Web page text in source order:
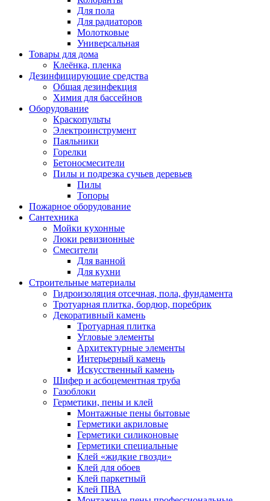
Для пола
Для радиаторов
Молотковые
Универсальная
Товары для дома
Клеёнка, пленка
Дезинфицирующие средства
Общая дезинфекция
Химия для бассейнов
Оборудование
Краскопульты
Электроинструмент
Паяльники
Горелки
Бетоносмесители
Пилы и подрезка сучьев деревьев
Пилы
Топоры
Пожарное оборудование
Сантехника
Мойки кухонные
Люки ревизионные
Смесители
Для ванной
Для кухни
Строительные материалы
Гидроизоляция отсечная, пола, фундамента
Тротуарная плитка, бордюр, поребрик
Декоративный камень
Тротуарная плитка
Угловые элементы
Архитектурные элементы
Интерьерный камень
Искусственный камень
Шифер и асбоцементная труба
Газоблоки
Герметики, пены и клей
Монтажные пены бытовые
Герметики акриловые
Герметики силиконовые
Герметики специальные
Клей «жидкие гвозди»
Клей для обоев
Клей паркетный
Клей ПВА